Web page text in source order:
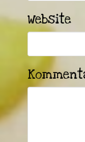
Website